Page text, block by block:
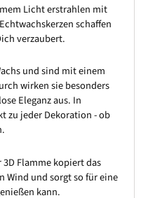
Licht erstrahlen mit
schaffen
verzaubert.
und sind mit einem
wirken sie besonders
Eleganz aus. In
zu jeder Dekoration - ob
Flamme kopiert das
Wind und sorgt so für eine
kann.